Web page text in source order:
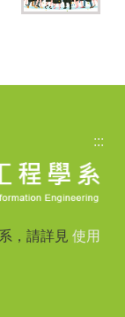
:::
，請詳見 使用